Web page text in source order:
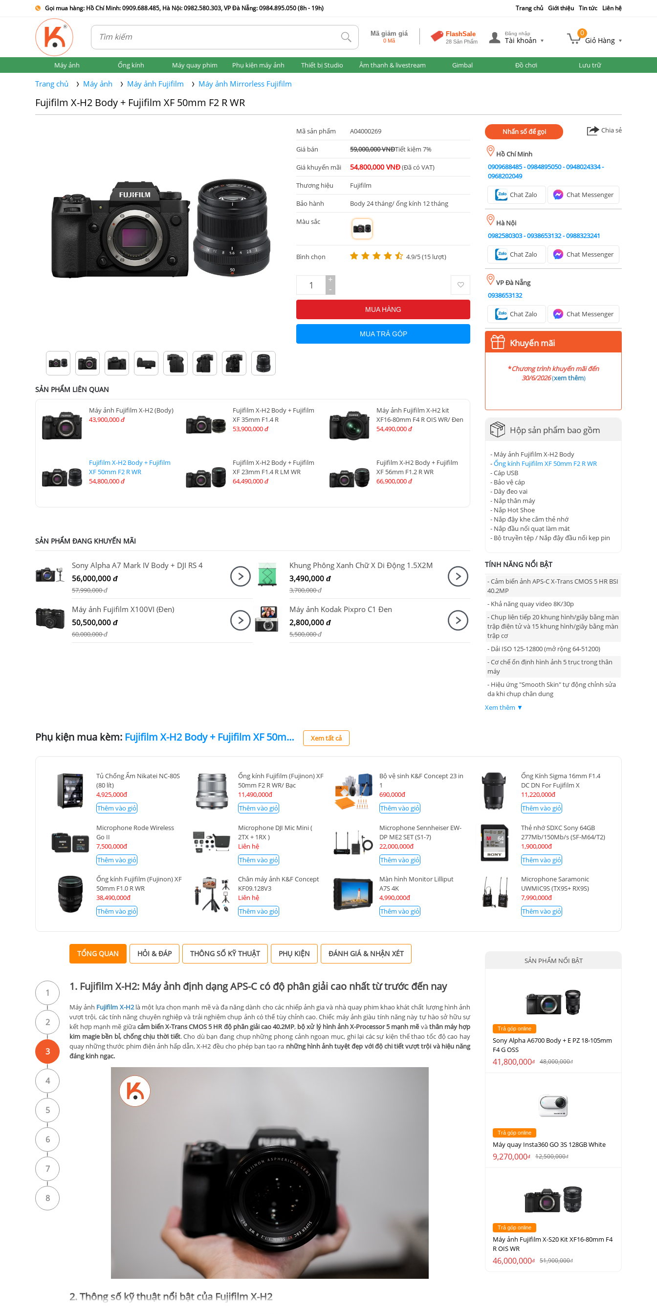
Gọi mua hàng: Hồ Chí Minh: 0909.688.485, Hà Nội: 0982.580.303, VP Đà Nẵng: 0984.895.050 (8h - 19h) Trang chủ Giới thiệu Tin tức Liên hệ
tlk Mã giảm giá
0 Mã
FlashSale
28 Sản Phẩm
Đăng nhập
Tài khoản
0
Giỏ Hàng
Máy ảnh Ống kính Máy quay phim Phụ kiện máy ảnh Thiết bị Studio Âm thanh & livestream Gimbal Đồ chơi Lưu trữ
Trang chủ Máy ảnh Máy ảnh Fujifilm Máy ảnh Mirrorless Fujifilm
Fujifilm X-H2 Body + Fujifilm XF 50mm F2 R WR
Mã sản phẩm A04000269
Giá bán 59,000,000 VNĐTiết kiệm 7%
Giá khuyến mãi 54,800,000 VNĐ(Đã có VAT)
Thương hiệu Fujifilm
Bảo hành Body 24 tháng/ ống kính 12 tháng
Màu sắc
m
Bình chọn 4.9/5 (15 lượt)
+
-
MUA HÀNG
MUA TRẢ GÓP
SẢN PHẨM LIÊN QUAN
Máy ảnh Fujifilm X-H2 (Body)
43,900,000 đ
Fujifilm X-H2 Body + Fujifilm
XF 35mm F1.4 R
53,900,000 đ
Máy ảnh Fujifilm X-H2 kit
XF16-80mm F4 R OIS WR/ Đen
54,490,000 đ
Fujifilm X-H2 Body + Fujifilm
XF 50mm F2 R WR
54,800,000 đ
Fujifilm X-H2 Body + Fujifilm
XF 23mm F1.4 R LM WR
64,490,000 đ
Fujifilm X-H2 Body + Fujifilm
XF 56mm F1.2 R WR
66,900,000 đ
SẢN PHẨM ĐANG KHUYẾN MÃI
Sony Alpha A7 Mark IV Body + DJI RS 4
56,000,000 đ
57,990,000đ
Khung Phông Xanh Chữ X Di Động 1.5X2M
3,490,000 đ
3,700,000đ
Máy ảnh Fujifilm X100VI (Đen)
50,500,000 đ
60,000,000đ
Máy ảnh Kodak Pixpro C1 Đen
2,800,000 đ
5,500,000đ
Nhấn số để gọi Chia sẻ
Hồ Chí Minh
0909688485-0984895050-0948024334-
0968202049
Chat Zalo Chat Messenger
Hà Nội
0982580303-0938653132-0988323241
Chat Zalo Chat Messenger
VP Đà Nẵng
0938653132
Chat Zalo Chat Messenger
Khuyến mãi
*Chương trình khuyến mãi đến
30/6/2026(xem thêm)
Hộp sản phẩm bao gồm
- Máy ảnh Fujifilm X-H2 Body
-Ống kính Fujifilm XF 50mm F2 R WR
- Cáp USB
- Bảo vệ cáp
- Dây đeo vai
- Nắp thân máy
- Nắp Hot Shoe
- Nắp đậy khe cắm thẻ nhớ
- Nắp đầu nối quạt làm mát
- Bộ truyền tệp / Nắp đậy đầu nối kẹp pin
TÍNH NĂNG NỔI BẬT
- Cảm biến ảnh APS-C X-Trans CMOS 5 HR BSI
40.2MP
- Khả năng quay video 8K/30p
- Chụp liên tiếp 20 khung hình/giây bằng màn
trập điện tử và 15 khung hình/giây bằng màn
trập cơ
- Dải ISO 125-12800 (mở rộng 64-51200)
- Cơ chế ổn định hình ảnh 5 trục trong thân
máy
- Hiệu ứng "Smooth Skin" tự động chỉnh sửa
da khi chụp chân dung
- Tính năng AF nâng cao
Xem thêm ▼
Phụ kiện mua kèm: Fujifilm X-H2 Body + Fujifilm XF 50mm F2 R WR Xem tất cả
Tủ Chống Ẩm Nikatei NC-80S
(80 lít)
4,925,000đ
Thêm vào giỏ
Ống kính Fujifilm (Fujinon) XF
50mm F2 R WR/ Bạc
11,490,000đ
Thêm vào giỏ
Bộ vệ sinh K&F Concept 23 in
1
690,000đ
Thêm vào giỏ
Ống Kính Sigma 16mm F1.4
DC DN For Fujifilm X
11,220,000đ
Thêm vào giỏ
Microphone Rode Wireless
Go II
7,500,000đ
Thêm vào giỏ
Microphone DJI Mic Mini (
2TX + 1RX )
Liên hệ
Thêm vào giỏ
Microphone Sennheiser EW-
DP ME2 SET (S1-7)
22,000,000đ
Thêm vào giỏ
Thẻ nhớ SDXC Sony 64GB
277Mb/150Mb/s (SF-M64/T2)
1,900,000đ
Thêm vào giỏ
Ống kính Fujifilm (Fujinon) XF
50mm F1.0 R WR
38,490,000đ
Thêm vào giỏ
Chân máy ảnh K&F Concept
KF09.128V3
Liên hệ
Thêm vào giỏ
Màn hình Monitor Lilliput
A7S 4K
4,990,000đ
Thêm vào giỏ
Microphone Saramonic
UWMIC9S (TX9S+ RX9S)
7,990,000đ
Thêm vào giỏ
1
2
3
4
5
6
7
8
TỔNG QUAN HỎI & ĐÁP THÔNG SỐ KỸ THUẬT PHỤ KIỆN ĐÁNH GIÁ & NHẬN XÉT
1. Fujifilm X-H2: Máy ảnh định dạng APS-C có độ phân giải cao nhất từ ​​trước đến nay
Máy ảnh Fujifilm X-H2là một lựa chọn mạnh mẽ và đa năng dành cho các nhiếp ảnh gia và nhà quay phim khao khát chất lượng hình ảnh
vượt trội, các tính năng chuyên nghiệp và trải nghiệm chụp ảnh có thể tùy chỉnh cao. Chiếc máy ảnh giàu tính năng này tự hào sở hữu sự
kết hợp mạnh mẽ giữacảm biến X-Trans CMOS 5 HR độ phân giải cao 40.2MP, bộ xử lý hình ảnh X-Processor 5 mạnh mẽ vàthân máy hợp
kim magie bền bỉ, chống chịu thời tiết. Cho dù bạn đang chụp những phong cảnh ngoạn mục, ghi lại các sự kiện thể thao tốc độ cao hay
quay những thước phim điện ảnh hấp dẫn, X-H2 đều cho phép bạn tạo ra những hình ảnh tuyệt đẹp với độ chi tiết vượt trội và hiệu năng
đáng kinh ngạc.
2. Thông số kỹ thuật nổi bật của Fujifilm X-H2
SẢN PHẨM NỔI BẬT
Trả góp online
Sony Alpha A6700 Body + E PZ 18-105mm
F4 G OSS
41,800,000đ 48,000,000đ
Trả góp online
Máy quay Insta360 GO 3S 128GB White
9,270,000đ 12,500,000đ
Trả góp online
Máy ảnh Fujifilm X-S20 Kit XF16-80mm F4
R OIS WR
46,000,000đ 51,900,000đ